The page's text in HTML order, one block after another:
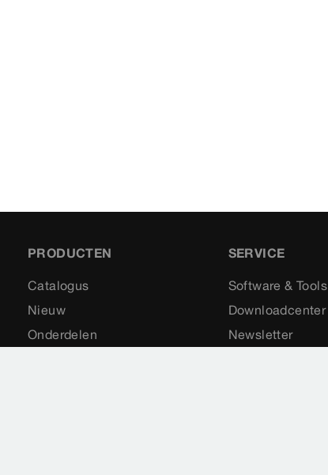
PRODUCTEN
Catalogus
Nieuw
Onderdelen
SERVICE
Software & Tools
Downloadcenter
Newsletter